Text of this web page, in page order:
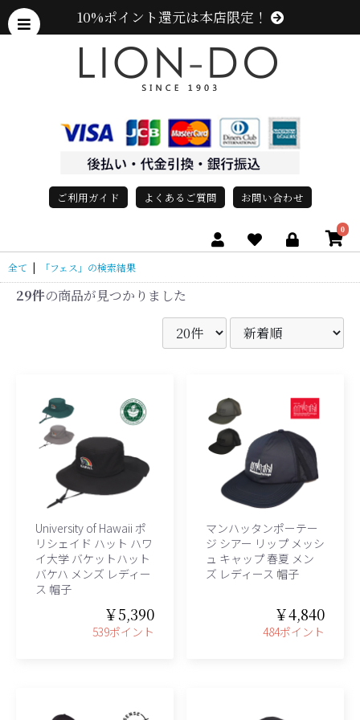
10%ポイント還元は本店限定！
ご利用ガイド よくあるご質問 お問い合わせ
0
全て | 「フェス」の検索結果
29件の商品が見つかりました
University of Hawaii ポ
リシェイド ハット ハワ
イ大学 バケットハット
バケハ メンズ レディー
ス 帽子
￥5,390
539ポイント
マンハッタンポーテー
ジ シアー リップ メッシ
ュ キャップ 春夏 メン
ズ レディース 帽子
￥4,840
484ポイント